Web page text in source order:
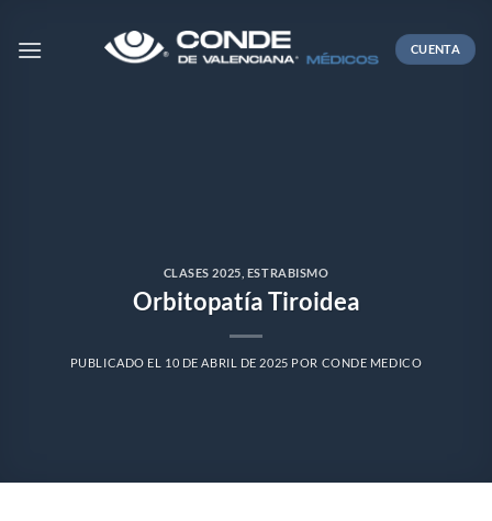
CUENTA
CLASES 2025 ESTRABISMO
Orbitopatía Tiroidea
PUBLICADO EL 10 DE ABRIL DE 2025 POR CONDE MEDICO